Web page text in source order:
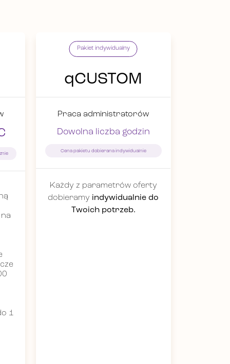
1
Pakiet indywidualny
qCUSTOM
Praca administratorów
Dowolna liczba godzin
Cena pakietu dobierana indywidualnie
Każdy z parametrów oferty
dobieramy indywidualnie do
Twoich potrzeb.